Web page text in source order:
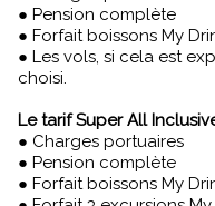
● Pension complète
● Forfait boissons My
● Les vols, si cela est
choisi.
Le tarif Super All
● Charges portuaires
● Pension complète
● Forfait boissons My